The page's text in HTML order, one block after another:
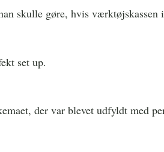
skulle gøre, hvis værktøjskassen
set up.
der var blevet udfyldt med